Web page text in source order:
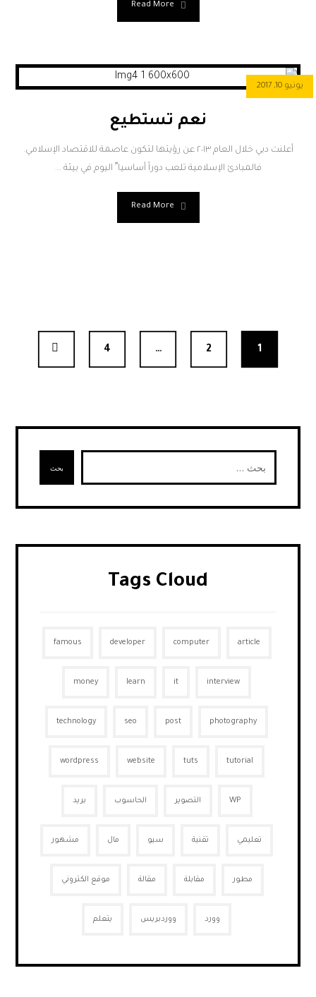
Read More
نعم تستطيع
يونيو 10, 2017
أعلنت دبي خلال العام ٢٠١٣ عن رؤيتها لتكون عاصمة للاقتصاد الإسلامي.
فالمبادئ الإسلامية تلعب دوراً أساسيا ً اليوم في بيئة ...
Read More
1
2
…
4
Tags Cloud
article
computer
developer
famous
interview
it
learn
money
photography
post
seo
technology
tutorial
tuts
website
wordpress
WP التصوير الحاسوب بريد
تعليمي تقنية سيو مال مشهور
مطور مقابلة مقالة موقع الكتروني
وورد ووردبريس يتعلم